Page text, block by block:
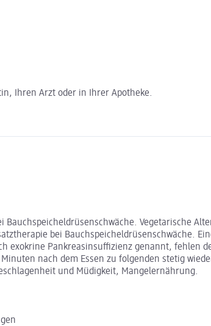
Ihren Arzt oder in Ihrer Apotheke.
Vegetarische
bei Bauchspeicheldrüsenschwäche.
exokrine Pankreasinsuffizienz genannt, fehlen
nach dem Essen zu folgenden stetig
und Müdigkeit, Mangelernährung.